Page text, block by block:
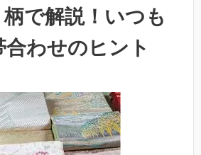
で解説！いつも
合わせのヒント